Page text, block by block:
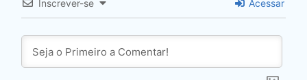
Inscrever-se Acessar